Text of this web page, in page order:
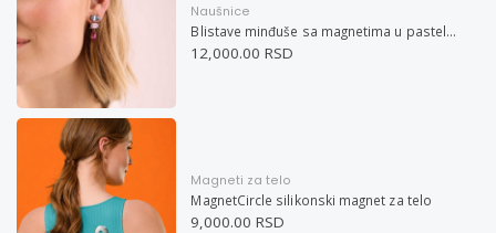
Naušnice
Blistave minđuše sa magnetima u pastelnim bojama
12,000.00 RSD
Magneti za telo
MagnetCircle silikonski magnet za telo
9,000.00 RSD